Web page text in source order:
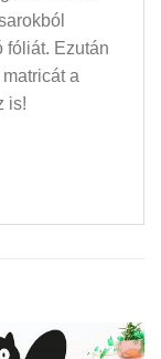
fóliát. Ezután
a
is!